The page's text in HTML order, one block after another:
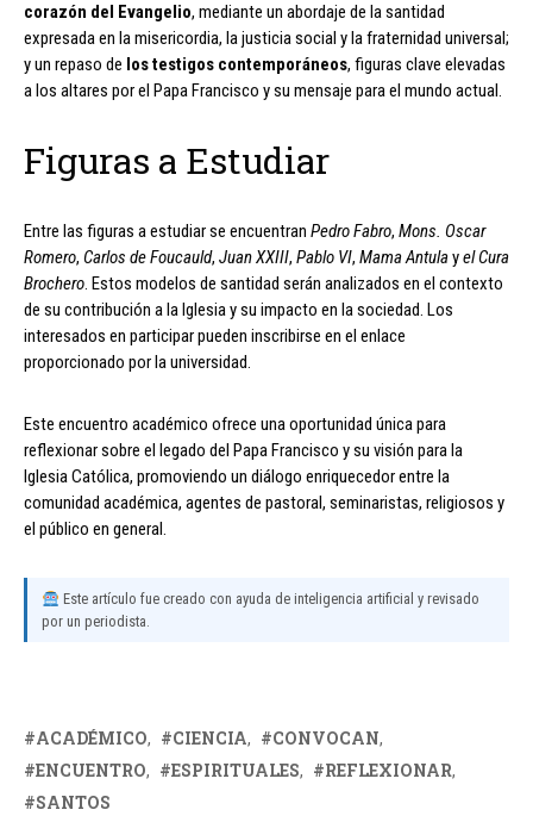
corazón del Evangelio, mediante un abordaje de la santidad
expresada en la misericordia, la justicia social y la fraternidad universal;
y un repaso de los testigos contemporáneos, figuras clave elevadas
a los altares por el Papa Francisco y su mensaje para el mundo actual.
Figuras a Estudiar
Entre las figuras a estudiar se encuentran Pedro Fabro, Mons. Oscar
Romero, Carlos de Foucauld, Juan XXIII, Pablo VI, Mama Antulayel Cura
Brochero. Estos modelos de santidad serán analizados en el contexto
de su contribución a la Iglesia y su impacto en la sociedad. Los
interesados en participar pueden inscribirse en el enlace
proporcionado por la universidad.
Este encuentro académico ofrece una oportunidad única para
reflexionar sobre el legado del Papa Francisco y su visión para la
Iglesia Católica, promoviendo un diálogo enriquecedor entre la
comunidad académica, agentes de pastoral, seminaristas, religiosos y
el público en general.
Este artículo fue creado con ayuda de inteligencia artificial y revisado
por un periodista.
ACADÉMICO CIENCIA
CONVOCAN
ENCUENTRO
ESPIRITUALES
REFLEXIONAR
SANTOS